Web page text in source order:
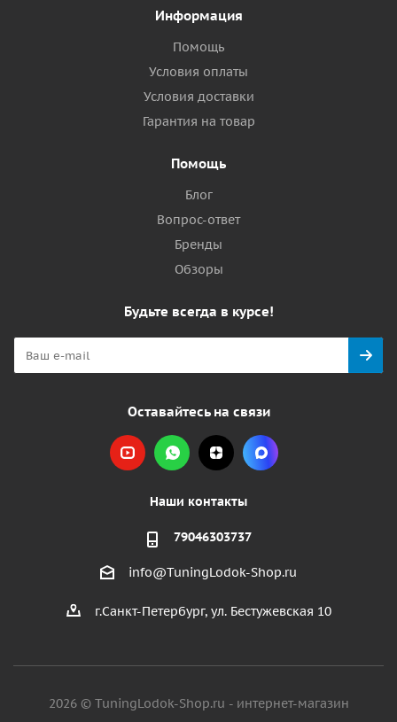
Информация
Помощь
Условия оплаты
Условия доставки
Гарантия на товар
Помощь
Блог
Вопрос-ответ
Бренды
Обзоры
Будьте всегда в курсе!
Оставайтесь на связи
Наши контакты
79046303737
info@TuningLodok-Shop.ru
г.Санкт-Петербург, ул. Бестужевская 10
2026 © TuningLodok-Shop.ru - интернет-магазин